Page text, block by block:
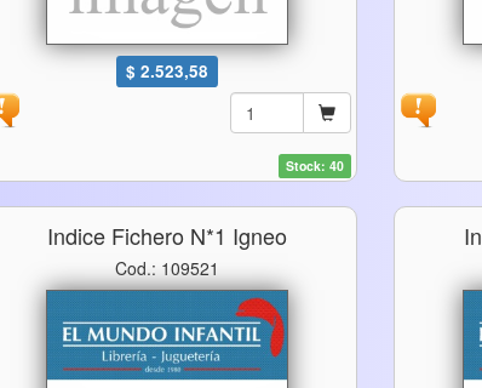
$ 2.523,58
Stock: 40
Indice Fichero N*1 Igneo
Cod.: 109521